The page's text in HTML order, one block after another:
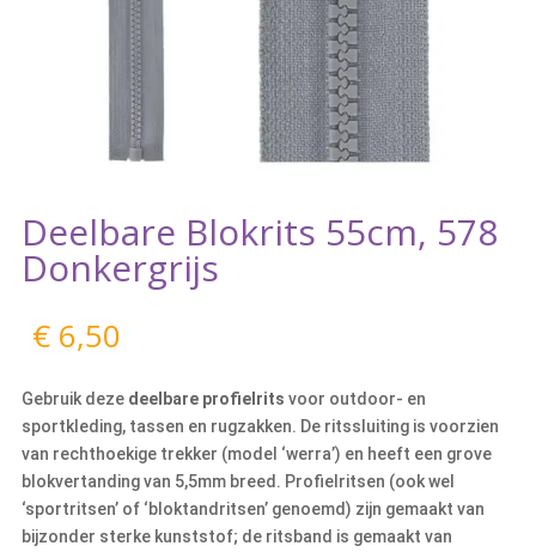
Deelbare Blokrits 55cm, 578
Donkergrijs
€6,50
Gebruik deze deelbare profielrits voor outdoor- en
sportkleding, tassen en rugzakken. De ritssluiting is voorzien
van rechthoekige trekker (model ‘werra’) en heeft een grove
blokvertanding van 5,5mm breed. Profielritsen (ook wel
‘sportritsen’ of ‘bloktandritsen’ genoemd) zijn gemaakt van
bijzonder sterke kunststof; de ritsband is gemaakt van